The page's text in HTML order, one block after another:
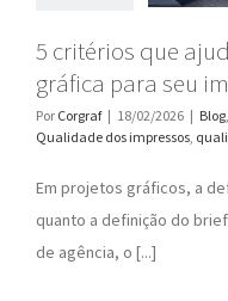
5 critérios que
gráfica para seu
Por Corgraf | 18/02/2026 | Blog
Qualidade dos impressos
Em projetos gráficos, a
quanto a definição do
de agência, o [...]